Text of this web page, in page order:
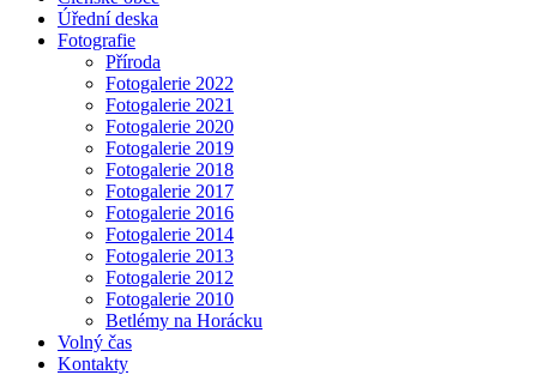
Úřední deska
Fotografie
Příroda
Fotogalerie 2022
Fotogalerie 2021
Fotogalerie 2020
Fotogalerie 2019
Fotogalerie 2018
Fotogalerie 2017
Fotogalerie 2016
Fotogalerie 2014
Fotogalerie 2013
Fotogalerie 2012
Fotogalerie 2010
Betlémy na Horácku
Volný čas
Kontakty